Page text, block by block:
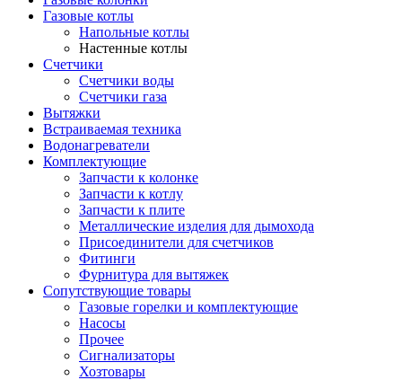
Газовые котлы
Напольные котлы
Настенные котлы
Счетчики
Счетчики воды
Счетчики газа
Вытяжки
Встраиваемая техника
Водонагреватели
Комплектующие
Запчасти к колонке
Запчасти к котлу
Запчасти к плите
Металлические изделия для дымохода
Присоединители для счетчиков
Фитинги
Фурнитура для вытяжек
Сопутствующие товары
Газовые горелки и комплектующие
Насосы
Прочее
Сигнализаторы
Хозтовары